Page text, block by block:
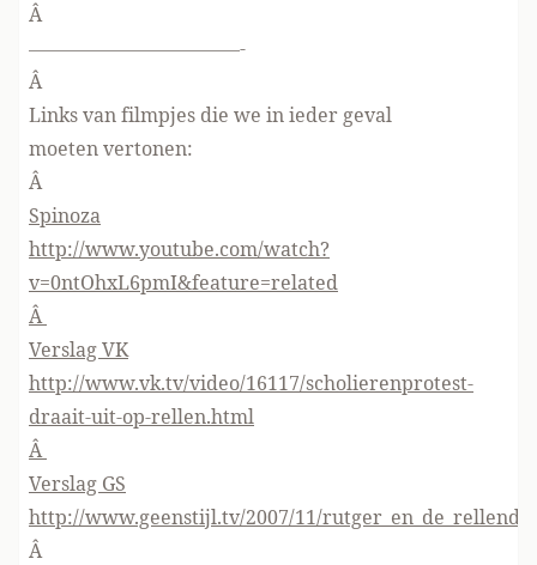
Â
———————————-
Â
Links van filmpjes die we in ieder geval
moeten vertonen:
Â
Spinoza
http://www.youtube.com/watch?
v=0ntOhxL6pmI&feature=related
Â
Verslag VK
http://www.vk.tv/video/16117/scholierenprotest-
draait-uit-op-rellen.html
Â
Verslag GS
http://www.geenstijl.tv/2007/11/
Â